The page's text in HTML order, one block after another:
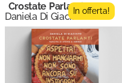
Crostate Parlanti
Daniela Di GiacintoIn offerta!